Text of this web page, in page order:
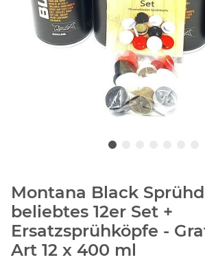
Montana Black
beliebtes 12er Set +
Ersatzsprühköpfe -
Art 12 x 400 ml